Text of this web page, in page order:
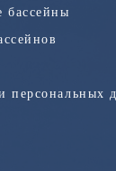
бассейны
персональных